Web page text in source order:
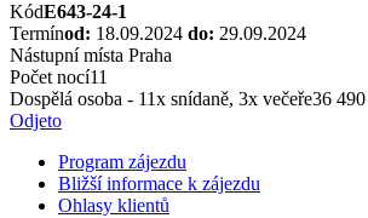
KódE643-24-1
Termínod: 18.09.2024 do: 29.09.2024
Nástupní místa Praha
Počet nocí11
Dospělá osoba - 11x snídaně, 3x večeře36
Odjeto
Program zájezdu
Bližší informace k zájezdu
Ohlasy klientů